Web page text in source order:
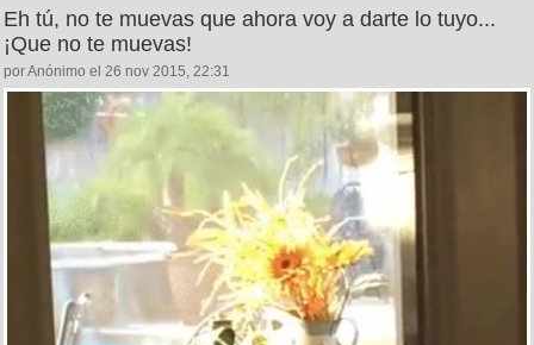
Eh tú, no te muevas que ahora voy a darte lo tuyo...
¡Que no te muevas!
por Anónimo el 26 nov 2015, 22:31